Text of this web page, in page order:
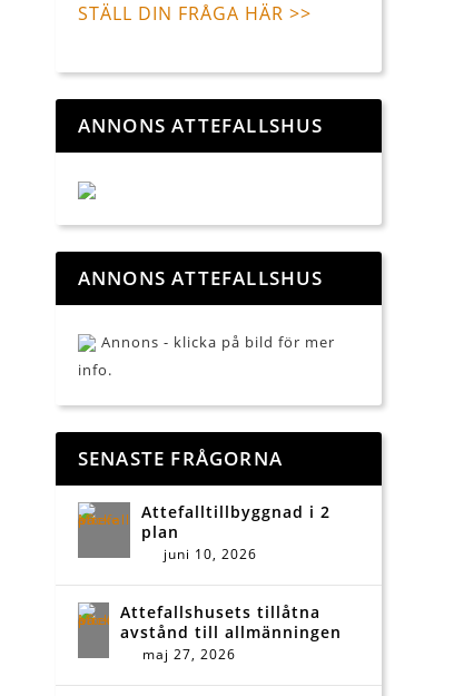
STÄLL DIN FRÅGA HÄR >>
ANNONS ATTEFALLSHUS
ANNONS ATTEFALLSHUS
Annons - klicka på bild för mer
info.
SENASTE FRÅGORNA
Attefalltillbyggnad i 2
plan
juni 10, 2026
Attefallshusets tillåtna
avstånd till allmänningen
maj 27, 2026